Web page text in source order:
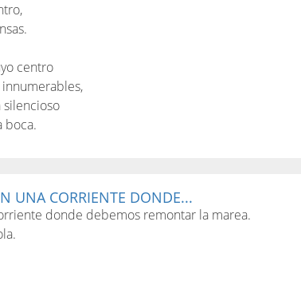
centro
silencioso
boca.
UNA CORRIENTE DONDE...
donde debemos remontar la marea.